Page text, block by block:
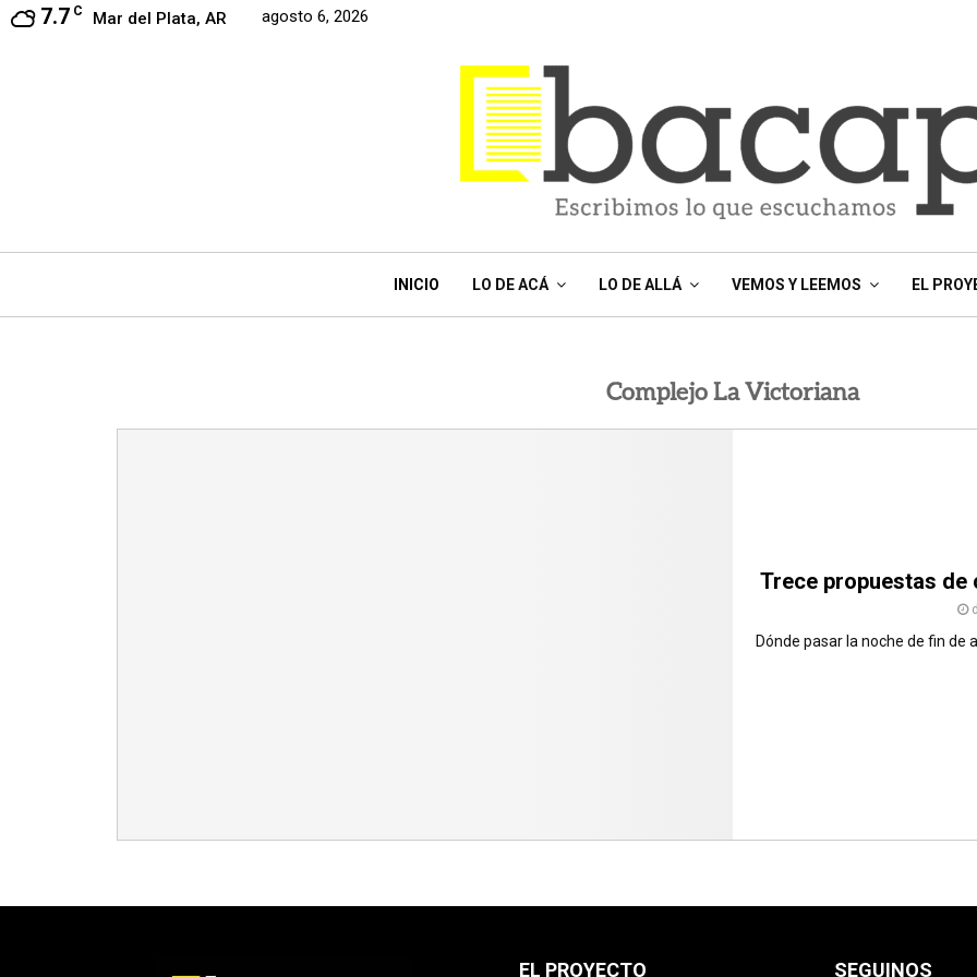
7.7 C Mar del Plata, AR agosto 6, 2026
INICIO LO DE ACÁ LO DE ALLÁ VEMOS Y LEEMOS EL
Complejo La Victoriana
Trece propuestas de
Dónde pasar la noche de fin de
EL PROYECTO SEGUINOS